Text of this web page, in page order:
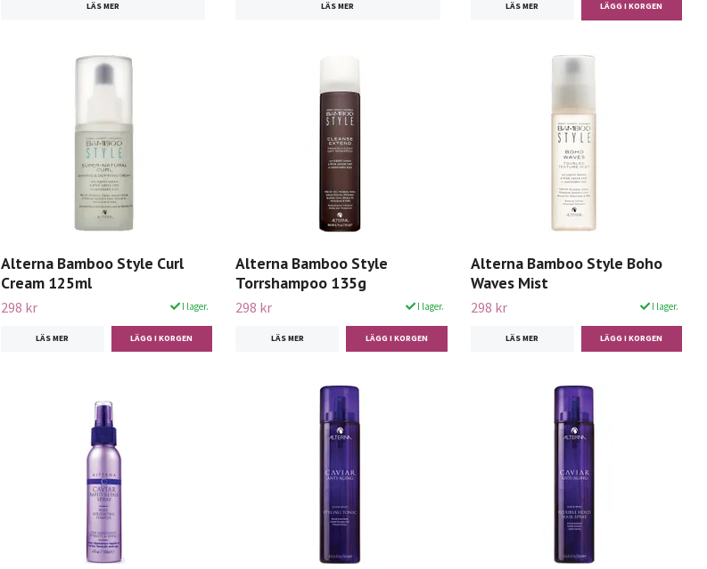
LÄS MER LÄS MER LÄS MER
Alterna Bamboo Style Curl
Cream 125ml
298 kr I lager.
LÄS MER
Alterna Bamboo Style
Torrshampoo 135g
298 kr I lager.
LÄS MER
Alterna Bamboo Style Boho
Waves Mist
298 kr I lager.
LÄS MER